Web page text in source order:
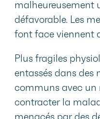
malheureusement
défavorable. Les
font face viennent
Plus fragiles
entassés dans des
communs avec un
contracter la